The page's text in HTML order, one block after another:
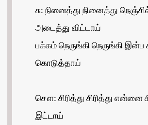
சு: நினைத்து நினைத்து
அடைத்து விட்டாய்
பக்கம் நெருங்கி நெருங்கி இன்ப
கொடுத்தாய்
சௌ: சிரித்து சிரித்து என்னை
இட்டாய்